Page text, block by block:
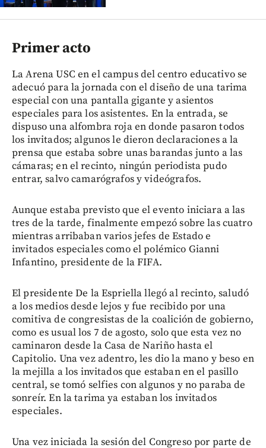
Primer acto
La Arena USC en el campus del centro educativo se
adecuó para la jornada con el diseño de una tarima
especial con una pantalla gigante y asientos
especiales para los asistentes. En la entrada, se
dispuso una alfombra roja en donde pasaron todos
los invitados; algunos le dieron declaraciones a la
prensa que estaba sobre unas barandas junto a las
cámaras; en el recinto, ningún periodista pudo
entrar, salvo camarógrafos y videógrafos.
Aunque estaba previsto que el evento iniciara a las
tres de la tarde, finalmente empezó sobre las cuatro
mientras arribaban varios jefes de Estado e
invitados especiales como el polémico Gianni
Infantino, presidente de la FIFA.
El presidente De la Espriella llegó al recinto, saludó
a los medios desde lejos y fue recibido por una
comitiva de congresistas de la coalición de gobierno,
como es usual los 7 de agosto, solo que esta vez no
caminaron desde la Casa de Nariño hasta el
Capitolio. Una vez adentro, les dio la mano y beso en
la mejilla a los invitados que estaban en el pasillo
central, se tomó selfies con algunos y no paraba de
sonreír. En la tarima ya estaban los invitados
especiales.
Una vez iniciada la sesión del Congreso por parte de